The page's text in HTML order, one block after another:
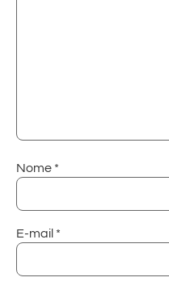
Nome *
E-mail *